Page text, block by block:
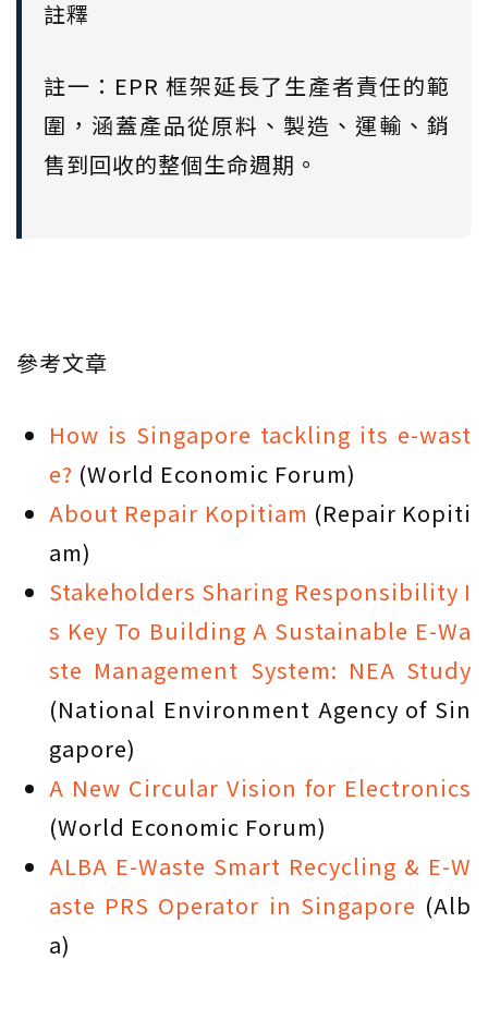
註釋
註一：EPR 框架延長了生產者責任的範
圍，涵蓋產品從原料、製造、運輸、銷
售到回收的整個生命週期。
參考文章
How is Singapore tackling its e-wast
e? (World Economic Forum)
About Repair Kopitiam (Repair Kopiti
am)
Stakeholders Sharing Responsibility I
s Key To Building A Sustainable E-Wa
ste Management System: NEA Study
(National Environment Agency of Sin
gapore)
A New Circular Vision for Electronics
(World Economic Forum)
ALBA E-Waste Smart Recycling & E-W
aste PRS Operator in Singapore (Alb
a)